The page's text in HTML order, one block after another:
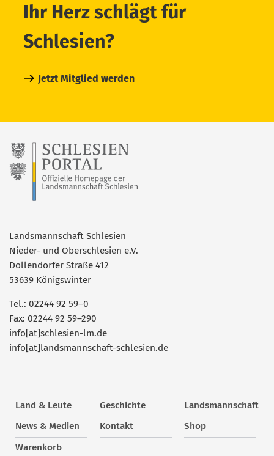
Ihr Herz schlägt für
Schlesien?
Jetzt Mitglied werden
Landsmannschaft Schlesien
Nieder- und Oberschlesien e.V.
Dollendorfer Straße 412
53639 Königswinter
Tel.: 02244 92 59–0
Fax: 02244 92 59–290
info[at]schlesien-lm.de
info[at]landsmannschaft-schlesien.de
Land & Leute Geschichte
Landsmannschaft
News & Medien
Kontakt
Shop
Warenkorb